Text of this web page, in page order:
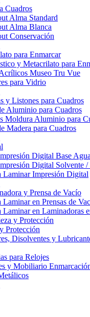
Cuadros
Alma Standard
Alma Blanca
Conservación
para Enmarcar
y Metacrilato para
Museo Tru Vue
para Vidrio
y Listones para Cuadros
Aluminio para Cuadros
Moldura Aluminio para
Madera para Cuadros
Digital Base Agua
Digital Solvente
Laminar Impresión Digital
y Prensa de Vacío
Laminar en Prensas de
Laminar en Laminadoras
y Protección
Protección
Disolventes y
para Relojes
y Mobiliario